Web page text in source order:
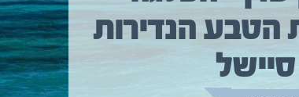
הטבע הנדירות